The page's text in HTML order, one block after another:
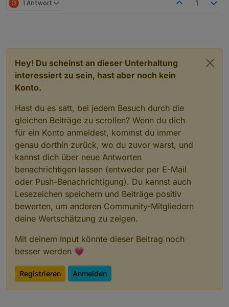
G 1 Antwort 1
Hey! Du scheinst an dieser Unterhaltung
interessiert zu sein, hast aber noch kein
Konto.
Hast du es satt, bei jedem Besuch durch die
gleichen Beiträge zu scrollen? Wenn du dich
für ein Konto anmeldest, kommst du immer
genau dorthin zurück, wo du zuvor warst, und
kannst dich über neue Antworten
benachrichtigen lassen (entweder per E-Mail
oder Push-Benachrichtigung). Du kannst auch
Lesezeichen speichern und Beiträge positiv
bewerten, um anderen Community-Mitgliedern
deine Wertschätzung zu zeigen.
Mit deinem Input könnte dieser Beitrag noch
besser werden 💗
Registrieren Anmelden